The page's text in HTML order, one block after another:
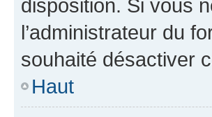
disposition. Si vous
l’administrateur du
souhaité désactiver
Haut